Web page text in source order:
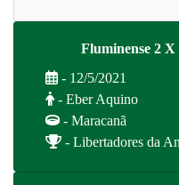
Fluminense 2 X
- 12/5/2021
- Eber Aquino
- Maracanã
- Libertadores da